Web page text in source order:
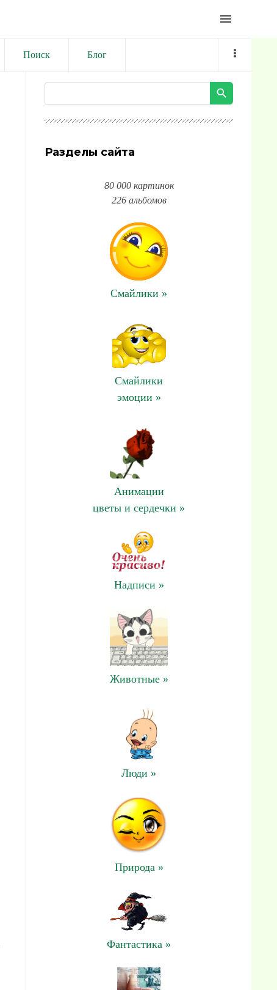
menu
Поиск Блог
Разделы сайта
80 000 картинок
226 альбомов
Смайлики »
Смайлики
эмоции »
Анимации
цветы и сердечки »
Надписи »
Животные »
Люди »
Природа »
Фантастика »